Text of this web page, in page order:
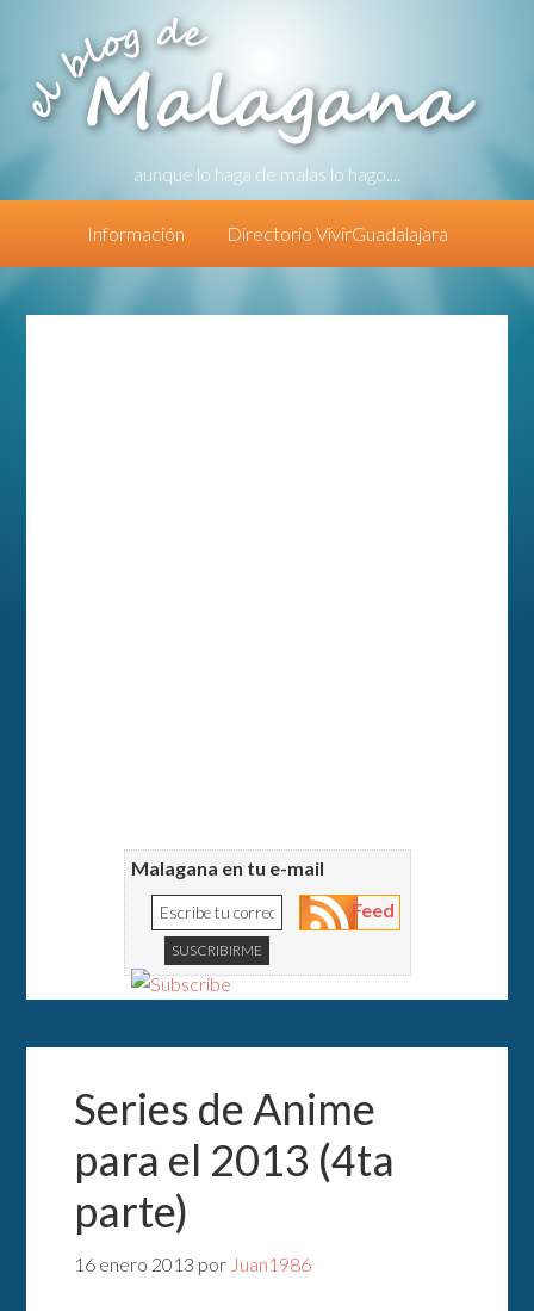
aunque lo haga de malas lo hago....
Información Directorio VivirGuadalajara
Malagana en tu e-mail
Feed
Series de Anime
para el 2013 (4ta
parte)
16 enero 2013 por Juan1986